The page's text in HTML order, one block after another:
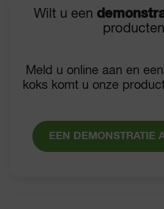
Wilt u een
Meld u online aan en
koks komt u onze
EEN DEMONSTRATIE